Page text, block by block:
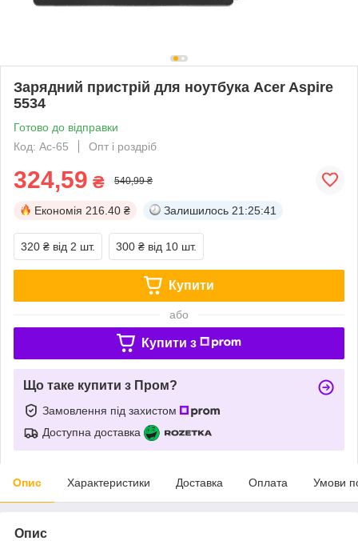
Зарядний пристрій для ноутбука Acer Aspire
5534
Готово до відправки
Код: Ac-65
Опт і роздріб
324,59 ₴ 540,99 ₴
Економія 216.40 ₴ Залишилось 21:25:40
320 ₴ від 2 шт. 300 ₴ від 10 шт.
Купити
або
Купити з
Що таке купити з Пром?
Замовлення під захистом
Доступна доставка
Опис Характеристики Доставка Оплата Умови
Опис